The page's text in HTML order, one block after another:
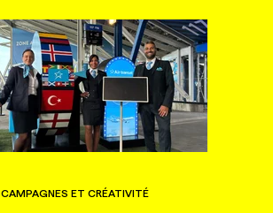
CAMPAGNES ET CRÉATIVITÉ